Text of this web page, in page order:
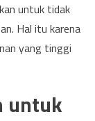
untuk tidak
Hal itu karena
yang tinggi
untuk